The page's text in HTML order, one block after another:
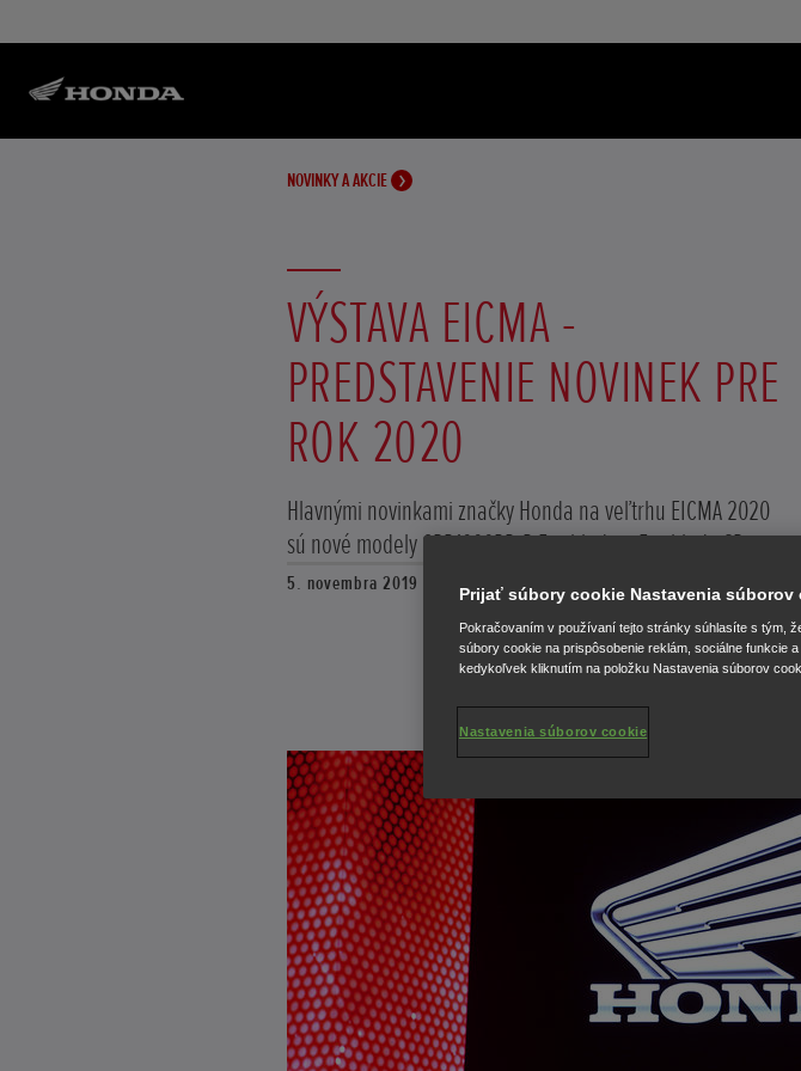
NOVINKY A AKCIE
VÝSTAVA EICMA -
PREDSTAVENIE NOVINEK PRE
ROK 2020
Hlavnými novinkami značky Honda na veľtrhu EICMA 2020
sú nové modely CBR1000RR-R Fireblade a Fireblade SP
5. novembra 2019 Prijať súbory cookie Nastavenia súborov
Pokračovaním v používaní tejto stránky súhlasíte s tým,
súbory cookie na prispôsobenie reklám, sociálne funkcie
kedykoľvek kliknutím na položku Nastavenia súborov
Nastavenia súborov cookie